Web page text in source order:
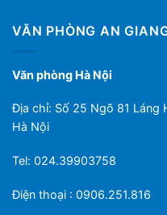
VĂN PHÒNG AN
Văn phòng Hà Nội
Địa chỉ: Số 25 Ngõ 81 Láng
Hà Nội
Tel: 024.39903758
Điện thoại : 0906.251.816